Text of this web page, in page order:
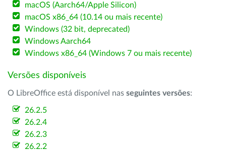
macOS (Aarch64/Apple Silicon)
macOS x86_64 (10.14 ou mais recente)
Windows (32 bit, deprecated)
Windows Aarch64
Windows x86_64 (Windows 7 ou mais recente)
Versões disponíveis
O LibreOffice está disponível nas seguintes versões:
26.2.5
26.2.4
26.2.3
26.2.2